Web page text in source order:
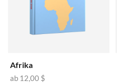
Afrika
ab 12,00 $